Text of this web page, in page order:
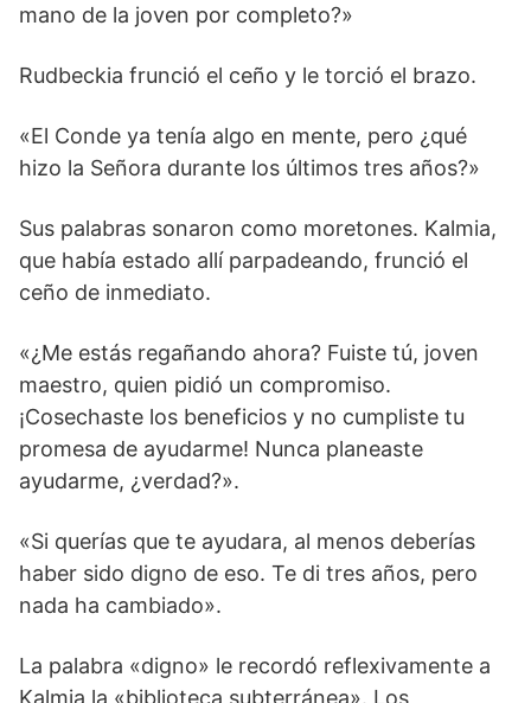
mano de la joven por completo?»
Rudbeckia frunció el ceño y le torció el brazo.
«El Conde ya tenía algo en mente, pero ¿qué
hizo la Señora durante los últimos tres años?»
Sus palabras sonaron como moretones. Kalmia,
que había estado allí parpadeando, frunció el
ceño de inmediato.
«¿Me estás regañando ahora? Fuiste tú, joven
maestro, quien pidió un compromiso.
¡Cosechaste los beneficios y no cumpliste tu
promesa de ayudarme! Nunca planeaste
ayudarme, ¿verdad?».
«Si querías que te ayudara, al menos deberías
haber sido digno de eso. Te di tres años, pero
nada ha cambiado».
La palabra «digno» le recordó reflexivamente a
Kalmia la «biblioteca subterránea». Los